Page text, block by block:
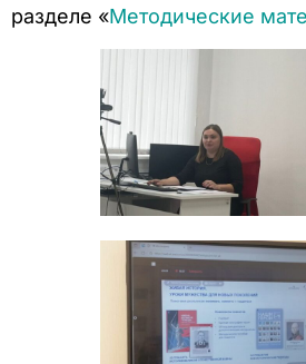
разделе «Методические